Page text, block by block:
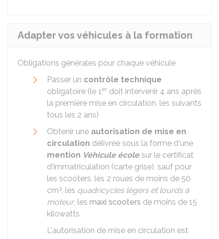
Adapter vos véhicules à la formation
Obligations générales pour chaque véhicule
Passer un contrôle technique
obligatoire (le 1er doit intervenir 4 ans après
la première mise en circulation, les suivants
tous les 2 ans)
Obtenir une autorisation de mise en
circulation délivrée sous la forme d'une
mention Véhicule écolesur le certificat
d'immatriculation (carte grise), sauf pour
les scooters, les 2 roues de moins de 50
cm3, les quadricycles légers et lourds à
moteur, les maxi scooters de moins de 15
kilowatts
L'autorisation de mise en circulation est